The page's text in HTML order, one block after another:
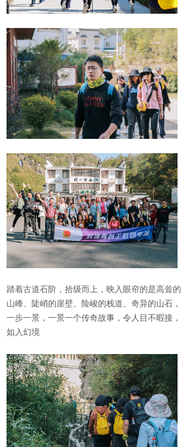
踏着古道石阶，拾级而上，映入眼帘的是高耸的
山峰、陡峭的崖壁、险峻的栈道、奇异的山石，
一步一景，一景一个传奇故事，令人目不暇接，
如入幻境